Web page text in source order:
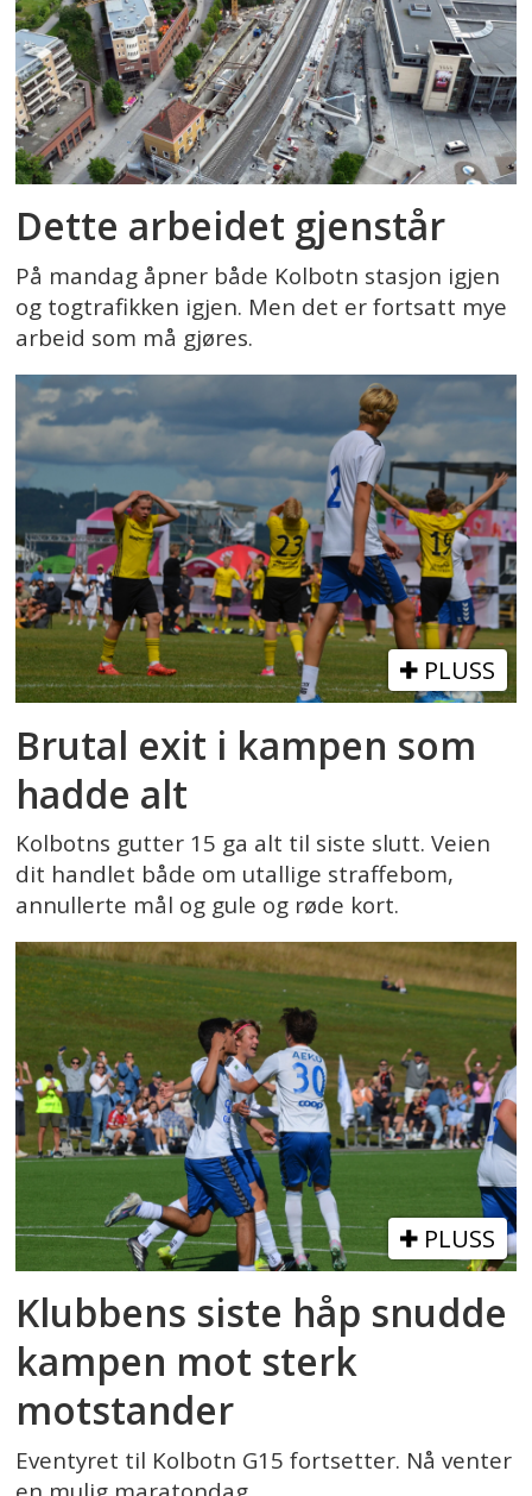
Dette arbeidet gjenstår
På mandag åpner både Kolbotn stasjon igjen
og togtrafikken igjen. Men det er fortsatt mye
arbeid som må gjøres.
PLUSS
Brutal exit i kampen som
hadde alt
Kolbotns gutter 15 ga alt til siste slutt. Veien
dit handlet både om utallige straffebom,
annullerte mål og gule og røde kort.
PLUSS
Klubbens siste håp snudde
kampen mot sterk
motstander
Eventyret til Kolbotn G15 fortsetter. Nå venter